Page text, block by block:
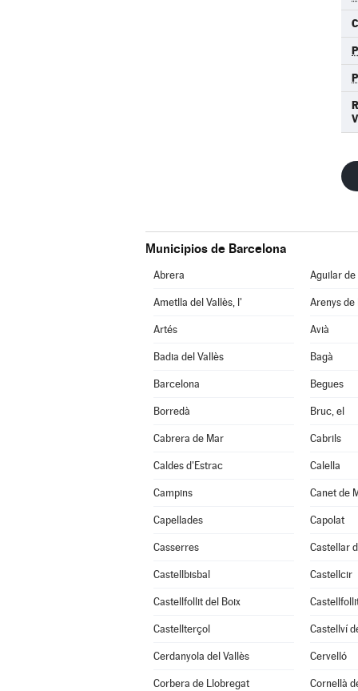
Municipios de Barcelona
Abrera Aguilar de
Ametlla del Vallès, l' Arenys de
Artés Avià
Badia del Vallès Bagà
Barcelona Begues
Borredà Bruc, el
Cabrera de Mar Cabrils
Caldes d'Estrac Calella
Campins Canet de
Capellades Capolat
Casserres Castellar
Castellbisbal Castellcir
Castellfollit del Boix
Castellterçol Castellví
Cerdanyola del Vallès Cervelló
Corbera de Llobregat Cornellà